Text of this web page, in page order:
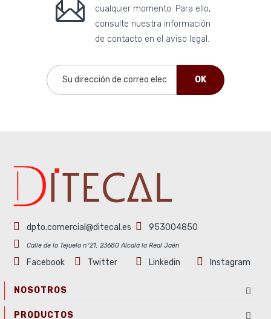
cualquier momento. Para ello,
consulte nuestra información
de contacto en el aviso legal.
Calle de la Tejuela nº21, 23680 Alcalá la Real Jaén
953004850
dpto.comercial@ditecal.es
Facebook Twitter Linkedin Instagram
NOSOTROS
PRODUCTOS